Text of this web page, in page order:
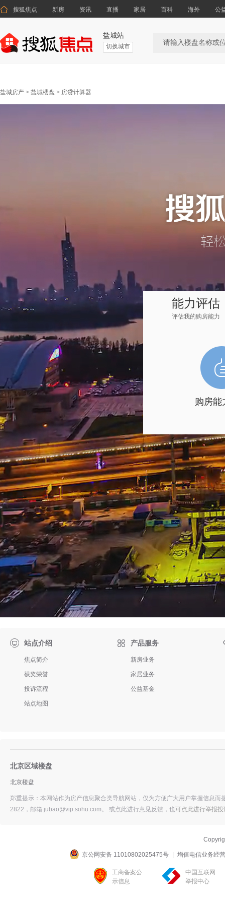
 搜狐焦点 新房 资讯 直播 家居 百科 海外 公
盐城站
切换城市
盐城房产 > 盐城楼盘 > 房贷计算器
能力评估
评估我的购房能力
购房能
站点介绍
焦点简介
获奖荣誉
投诉流程
站点地图
 产品服务
新房业务
家居业务
公益基金
北京区域楼盘
北京楼盘
郑重提示：本网站作为房产信息聚合类导航网站，仅为方便广大用户掌握信息
2822，邮箱 jubao@vip.sohu.com。 或点此进行意见反馈， 也可点此进行举报投
京公网安备 11010802025475号 增值电信业务经
工商备案公
示信息
中国互联网
举报中心